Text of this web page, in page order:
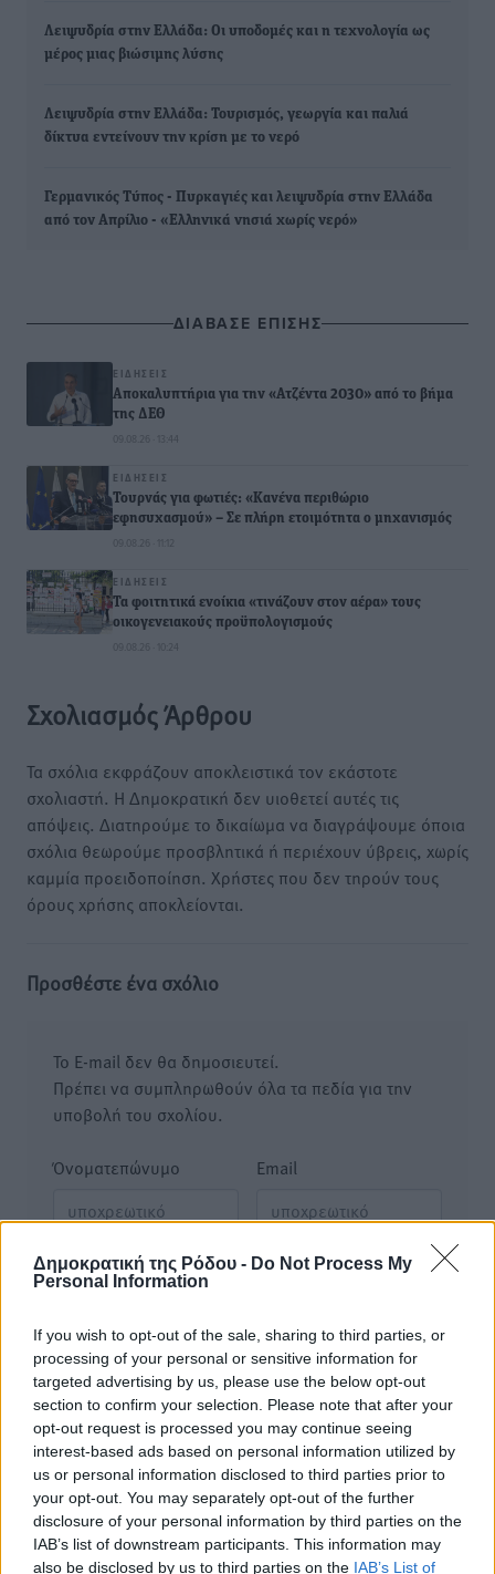
Δημοκρατική της Ρόδου - Do Not Process My
Personal Information
If you wish to opt-out of the sale, sharing to third parties, or
processing of your personal or sensitive information for
targeted advertising by us, please use the below opt-out
section to confirm your selection. Please note that after your
opt-out request is processed you may continue seeing
interest-based ads based on personal information utilized by
us or personal information disclosed to third parties prior to
your opt-out. You may separately opt-out of the further
disclosure of your personal information by third parties on the
IAB’s list of downstream participants. This information may
also be disclosed by us to third parties on the IAB’s List of
Λειψυδρία στην Ελλάδα: Οι υποδομές και η τεχνολογία ως
μέρος μιας βιώσιμης λύσης
Λειψυδρία στην Ελλάδα: Τουρισμός, γεωργία και παλιά
δίκτυα εντείνουν την κρίση με το νερό
Γερμανικός Τύπος - Πυρκαγιές και λειψυδρία στην Ελλάδα
από τον Απρίλιο - «Ελληνικά νησιά χωρίς νερό»
ΔΙΑΒΑΣΕ ΕΠΙΣΗΣ
ΕΙΔΉΣΕΙΣ
Αποκαλυπτήρια για την «Ατζέντα 2030» από το βήμα
της ΔΕΘ
09.08.26 · 13:44
ΕΙΔΉΣΕΙΣ
Τουρνάς για φωτιές: «Κανένα περιθώριο
εφησυχασμού» – Σε πλήρη ετοιμότητα ο μηχανισμός
09.08.26 · 11:12
ΕΙΔΉΣΕΙΣ
Τα φοιτητικά ενοίκια «τινάζουν στον αέρα» τους
οικογενειακούς προϋπολογισμούς
09.08.26 · 10:24
Σχολιασμός Άρθρου
Τα σχόλια εκφράζουν αποκλειστικά τον εκάστοτε
σχολιαστή. Η Δημοκρατική δεν υιοθετεί αυτές τις
απόψεις. Διατηρούμε το δικαίωμα να διαγράψουμε όποια
σχόλια θεωρούμε προσβλητικά ή περιέχουν ύβρεις, χωρίς
καμμία προειδοποίηση. Χρήστες που δεν τηρούν τους
όρους χρήσης αποκλείονται.
Προσθέστε ένα σχόλιο
Το E-mail δεν θα δημοσιευτεί.
Πρέπει να συμπληρωθούν όλα τα πεδία για την
υποβολή του σχολίου.
Όνοματεπώνυμο Email
Φύλαξε τα στοιχεία μου για την επόμενη φορά.